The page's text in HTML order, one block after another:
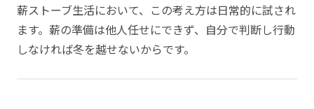
薪ストーブ生活において、この考え方は日常的に試され
ます。薪の準備は他人任せにできず、自分で判断し行動
しなければ冬を越せないからです。